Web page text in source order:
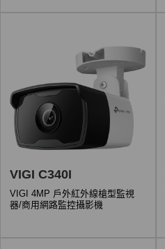
VIGI C340I
VIGI 4MP 戶外紅外線槍型監視
器/商用網路監控攝影機